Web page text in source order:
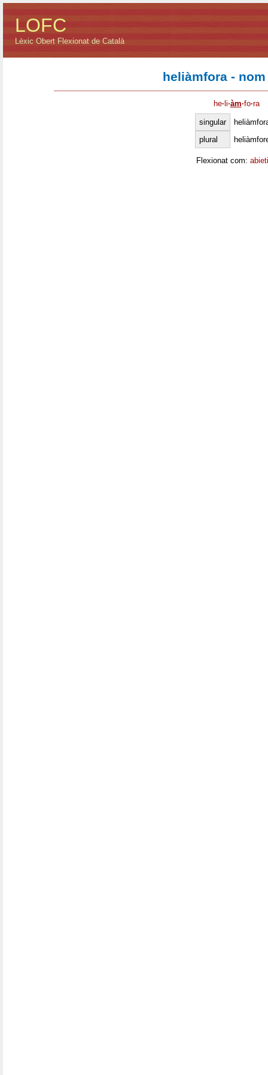
LOFC
Lèxic Obert Flexionat de Català
heliàmfora -
he· li·àm·fo·ra
singular
plural
Flexionat com: